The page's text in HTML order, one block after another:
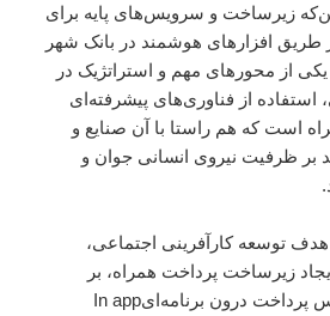
زیر‌ساخت و سرویس‌های پایه برای
طریق افزار‌های هوشمند در بانک شهر
از محورهای مهم و استراتژیک در
استفاده از فناوری‌های پیشرفته‌ای
است که هم راستا با آن صنایع و
بر ظرفیت نیروی انسانی جوان و
توسعه کارآفرینی اجتماعی،
زیرساخت پرداخت همراه، بر
مبنای راه‌اندازی سرویس پرداخت درون برنامه‌ای‌In app